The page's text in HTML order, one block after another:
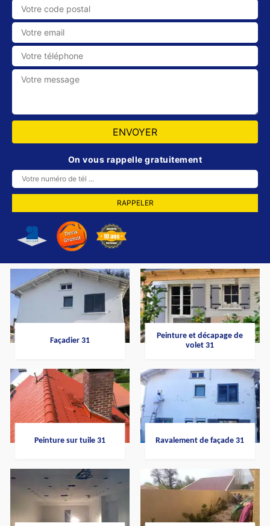
On vous rappelle gratuitement
Façadier 31
Peinture et décapage de
volet 31
Peinture sur tuile 31 Ravalement de façade 31